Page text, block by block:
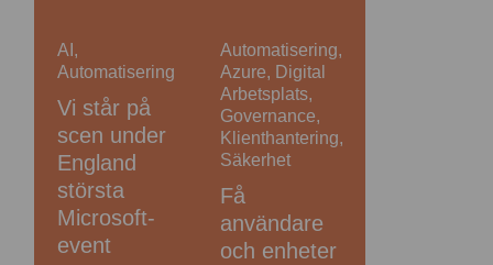
Vi står på
scen under
England
största
Microsoft-
event
AI ,
Automatisering
Få
användare
och enheter
Automatisering,
Azure, Digital
Arbetsplats,
Governance,
Klienthantering,
Säkerhet